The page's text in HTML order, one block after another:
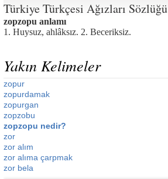
Türkiye Türkçesi Ağızları Sözlüğü
zopzopu anlamı
1. Huysuz, ahlâksız. 2. Beceriksiz.
Yakın Kelimeler
zopur
zopurdamak
zopurgan
zopzobu
zopzopu nedir?
zor
zor alım
zor alıma çarpmak
zor bela